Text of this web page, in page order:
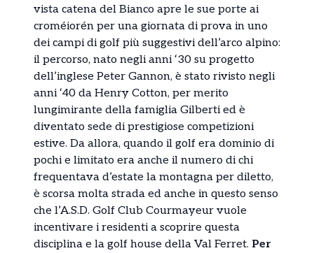
vista catena del Bianco apre le sue porte ai
croméiorén per una giornata di prova in uno
dei campi di golf più suggestivi dell’arco alpino:
il percorso, nato negli anni ‘30 su progetto
dell’inglese Peter Gannon, è stato rivisto negli
anni ‘40 da Henry Cotton, per merito
lungimirante della famiglia Gilberti ed è
diventato sede di prestigiose competizioni
estive. Da allora, quando il golf era dominio di
pochi e limitato era anche il numero di chi
frequentava d’estate la montagna per diletto,
è scorsa molta strada ed anche in questo senso
che l’A.S.D. Golf Club Courmayeur vuole
incentivare i residenti a scoprire questa
disciplina e la golf house della Val Ferret. Per